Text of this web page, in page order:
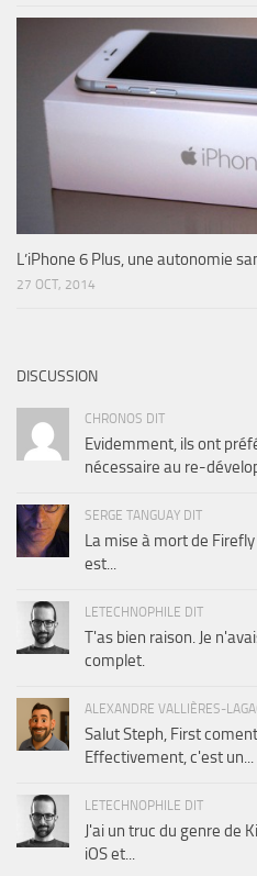
L’iPhone 6 Plus, une autonomie
27 OCT, 2014
DISCUSSION
CHRONOS DIT
Evidemment, ils ont
nécessaire au re-
SERGE TANGUAY DIT
La mise à mort de
est...
LETECHNOPHILE DIT
T'as bien raison. Je
complet.
ALEXANDRE VALLIÈRES-
Salut Steph, First
Effectivement, c'est un...
LETECHNOPHILE DIT
J'ai un truc du genre de
iOS et...